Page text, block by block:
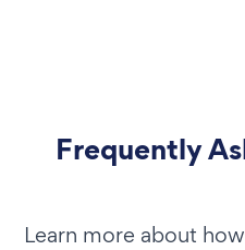
Frequently
Learn more about